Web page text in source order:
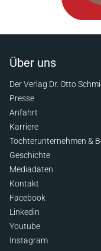
Über uns
Der Verlag Dr. Otto
Presse
Anfahrt
Karriere
Tochterunternehmen &
Geschichte
Mediadaten
Kontakt
Facebook
Linkedin
Youtube
Instagram